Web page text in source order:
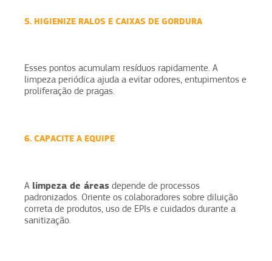
5. HIGIENIZE RALOS E CAIXAS DE GORDURA
Esses pontos acumulam resíduos rapidamente. A
limpeza periódica ajuda a evitar odores, entupimentos e
proliferação de pragas.
6. CAPACITE A EQUIPE
A limpeza de áreas depende de processos
padronizados. Oriente os colaboradores sobre diluição
correta de produtos, uso de EPIs e cuidados durante a
sanitização.